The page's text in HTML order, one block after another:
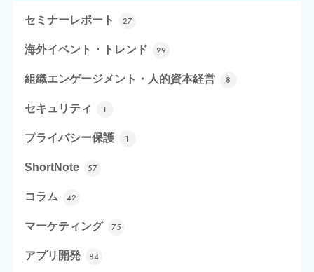
セミナーレポート 27
海外イベント・トレンド 29
組織エンゲージメント・人的資本経営 8
セキュリティ 1
プライバシー保護 1
ShortNote 57
コラム 42
マーケティング 75
アプリ開発 84